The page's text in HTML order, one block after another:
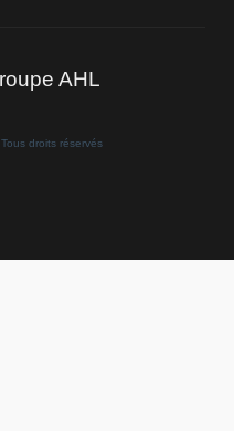
AHL
Tous droits réservés